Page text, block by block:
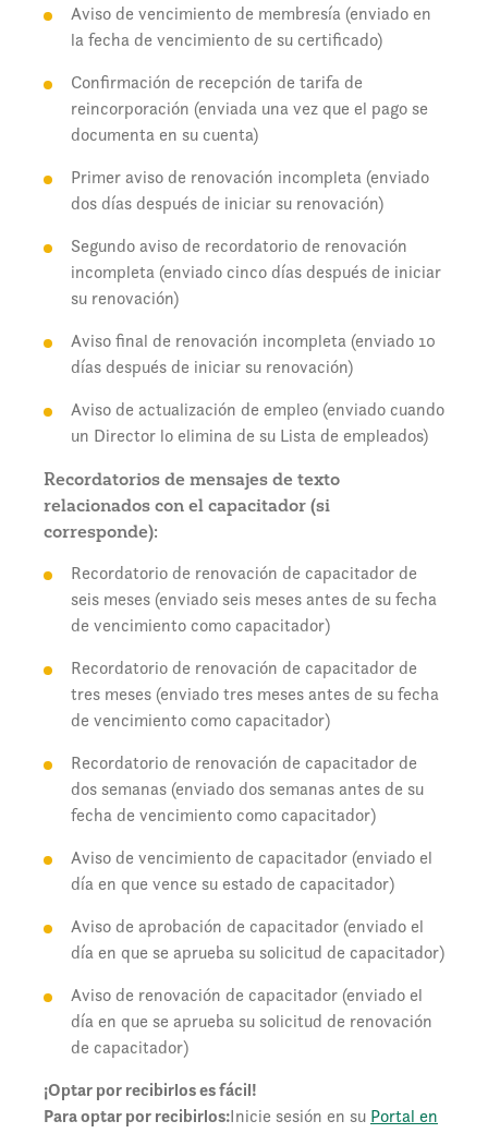
Aviso de vencimiento de membresía (enviado en
la fecha de vencimiento de su certificado)
Confirmación de recepción de tarifa de
reincorporación (enviada una vez que el pago se
documenta en su cuenta)
Primer aviso de renovación incompleta (enviado
dos días después de iniciar su renovación)
Segundo aviso de recordatorio de renovación
incompleta (enviado cinco días después de iniciar
su renovación)
Aviso final de renovación incompleta (enviado 10
días después de iniciar su renovación)
Aviso de actualización de empleo (enviado cuando
un Director lo elimina de su Lista de empleados)
Recordatorios de mensajes de texto
relacionados con el capacitador (si
corresponde):
Recordatorio de renovación de capacitador de
seis meses (enviado seis meses antes de su fecha
de vencimiento como capacitador)
Recordatorio de renovación de capacitador de
tres meses (enviado tres meses antes de su fecha
de vencimiento como capacitador)
Recordatorio de renovación de capacitador de
dos semanas (enviado dos semanas antes de su
fecha de vencimiento como capacitador)
Aviso de vencimiento de capacitador (enviado el
día en que vence su estado de capacitador)
Aviso de aprobación de capacitador (enviado el
día en que se aprueba su solicitud de capacitador)
Aviso de renovación de capacitador (enviado el
día en que se aprueba su solicitud de renovación
de capacitador)
¡Optar por recibirlos es fácil!
Para optar por recibirlos:Inicie sesión en su Portal en